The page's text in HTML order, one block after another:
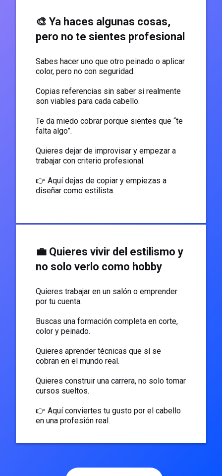
🎨 Ya haces algunas cosas,
pero no te sientes profesional
Sabes hacer uno que otro peinado o aplicar
color, pero no con seguridad.
Copias referencias sin saber si realmente
son viables para cada cabello.
Te da miedo cobrar porque sientes que “te
falta algo”.
Quieres dejar de improvisar y empezar a
trabajar con criterio profesional.
👉 Aquí dejas de copiar y empiezas a
diseñar como estilista.
💼 Quieres vivir del estilismo y
no solo verlo como hobby
Quieres trabajar en un salón o emprender
por tu cuenta.
Buscas una formación completa en corte,
color y peinado.
Quieres aprender técnicas que sí se
cobran en el mundo real.
Quieres construir una carrera, no solo tomar
cursos sueltos.
👉 Aquí conviertes tu gusto por el cabello
en una profesión real.